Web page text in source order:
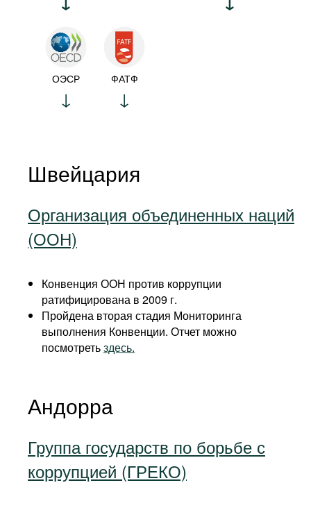
ОЭСР ФАТФ
Швейцария
Организация объединенных наций
(ООН)
Конвенция ООН против коррупции
ратифицирована в 2009 г.
Пройдена вторая стадия Мониторинга
выполнения Конвенции. Отчет можно
посмотретьздесь.
Андорра
Группа государств по борьбе с
коррупцией (ГРЕКО)